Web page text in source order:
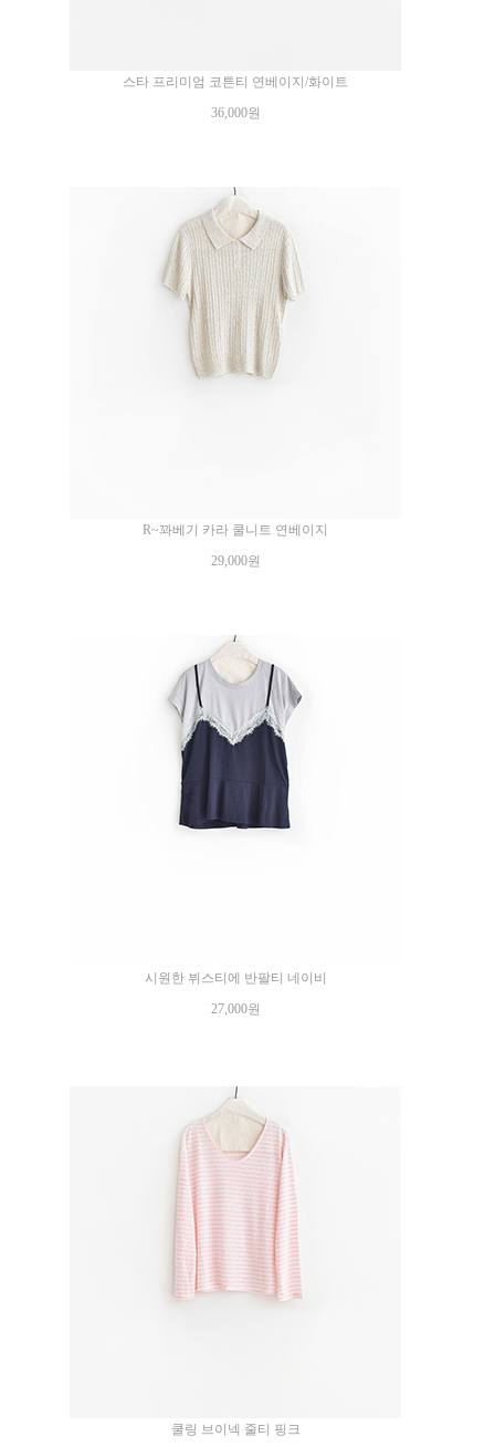
스타 프리미엄 코튼티 연베이지/화이트
36,000원
R~꽈베기 카라 쿨니트 연베이지
29,000원
시원한 뷔스티에 반팔티 네이비
27,000원
쿨링 브이넥 줄티 핑크